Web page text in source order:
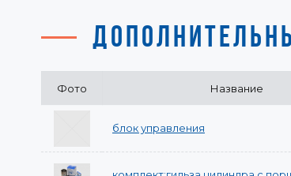
Фото Название
блок управления